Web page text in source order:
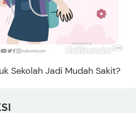
Sekolah Jadi Mudah Sakit?